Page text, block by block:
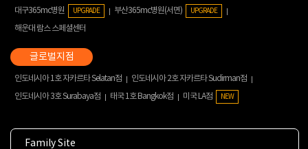
대구365mc병원 UPGRADE 부산365mc병원(서면) UPGRADE
해운대 람스 스페셜센터
인도네시아 1호 자카르타 Selatan점
인도네시아 2호 자카르타 Sudirman점
인도네시아 3호 Surabaya점
태국 1호 Bangkok점 미국 LA점 NEW
Family Site